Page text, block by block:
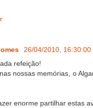
26/04/2010, 16:30:00
refeição!
nossas memórias, o
enorme partilhar estas